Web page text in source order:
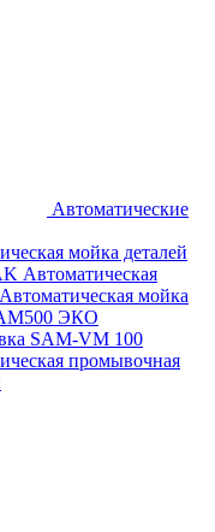
Автоматические
мойка деталей
Автоматическая
Автоматическая мойка
ЭКО
SAM-VM 100
промывочная